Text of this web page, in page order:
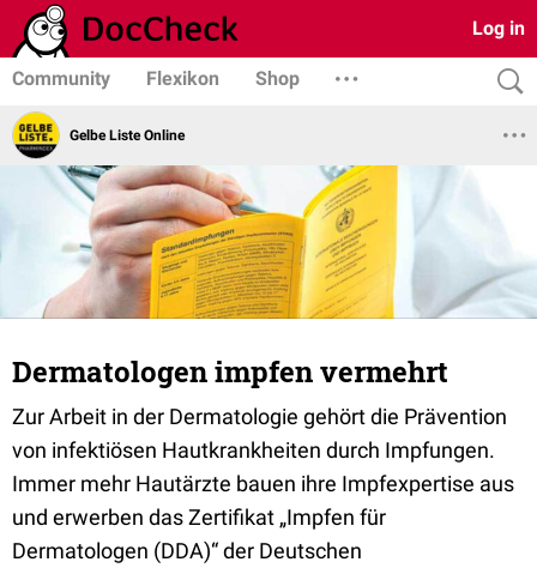
Log in
Community Flexikon Shop
Gelbe Liste Online
Dermatologen impfen vermehrt
Zur Arbeit in der Dermatologie gehört die Prävention
von infektiösen Hautkrankheiten durch Impfungen.
Immer mehr Hautärzte bauen ihre Impfexpertise aus
und erwerben das Zertifikat „Impfen für
Dermatologen (DDA)“ der Deutschen